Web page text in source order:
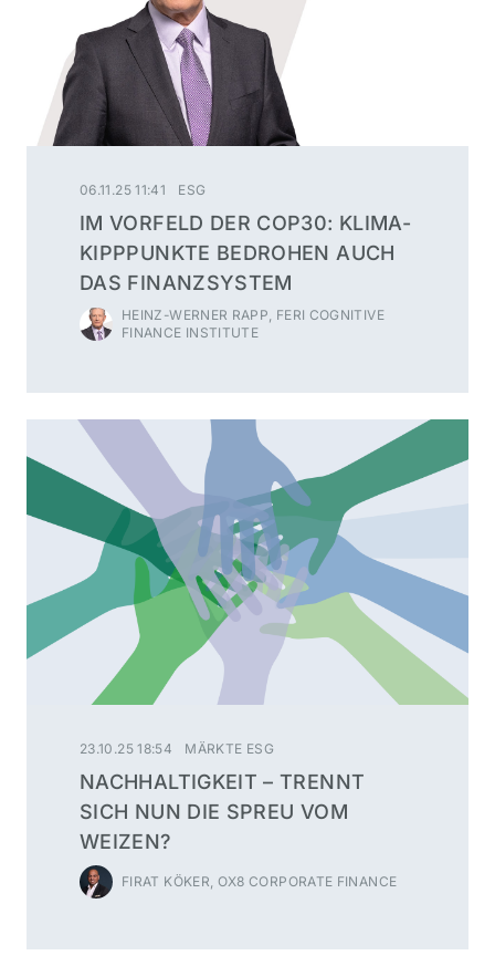
06.11.25 11:41 ESG
IM VORFELD DER COP30: KLIMA-
KIPPPUNKTE BEDROHEN AUCH
DAS FINANZSYSTEM
HEINZ-WERNER RAPP, FERI COGNITIVE
FINANCE INSTITUTE
23.10.25 18:54 MÄRKTE ESG
NACHHALTIGKEIT – TRENNT
SICH NUN DIE SPREU VOM
WEIZEN?
FIRAT KÖKER, OX8 CORPORATE FINANCE